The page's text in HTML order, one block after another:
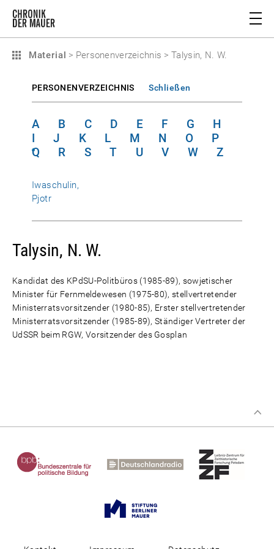
Material > Personenverzeichnis > Talysin, N. W.
PERSONENVERZEICHNIS Schließen
A B C D E F G
H
I
J K L M N O
P
Q
R S T U V W Z
Iwaschulin,
Pjotr
Talysin, N. W.
Kandidat des KPdSU-Politbüros (1985-89), sowjetischer
Minister für Fernmeldewesen (1975-80), stellvertretender
Ministerratsvorsitzender (1980-85), Erster stellvertretender
Ministerratsvorsitzender (1985-89), Ständiger Vertreter der
UdSSR beim RGW, Vorsitzender des Gosplan